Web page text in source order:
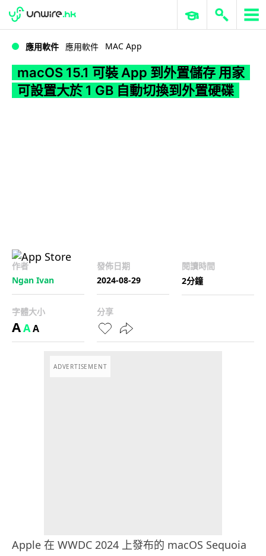
WWDC 2026 ERP 與商業 AI
應用軟件 應用軟件 MAC App
macOS 15.1 可裝 App 到外置儲存 用家
可設置大於 1 GB 自動切換到外置硬碟
作者
Ngan Ivan
發佈日期
2024-08-29
閱讀時間
2分鐘
字體大小
AAA
分享
ADVERTISEMENT
Apple 在 WWDC 2024 上發布的 macOS Sequoia